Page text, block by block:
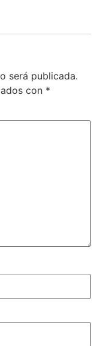
será publicada.
con *